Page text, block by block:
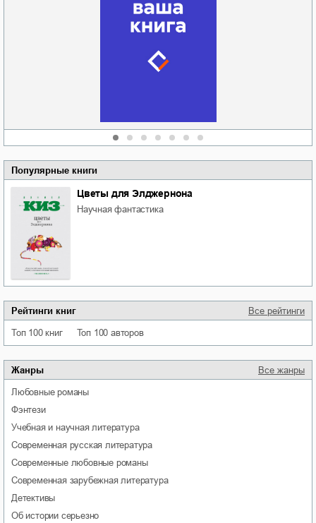
Популярные книги
Цветы для Элджернона
научная фантастика
Рейтинги книг Все рейтинги
Топ 100 книг Топ 100 авторов
Жанры Все жанры
любовные романы
фэнтези
учебная и научная литература
современная русская литература
современные любовные романы
современная зарубежная литература
детективы
об истории серьезно